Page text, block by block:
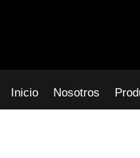
Inicio Nosotros